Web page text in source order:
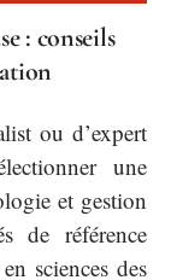
: conseils
ou d’expert
une
et gestion
de référence
sciences des